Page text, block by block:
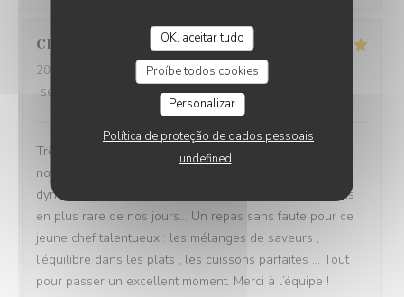
OK, aceitar tudo
Proíbe todos cookies
Personalizar
Política de proteção de dados pessoais
undefined
Christophe
2024-08-28
- 20:45 - guests 4
service
:5/5 menu:5/5
Très bon accueil téléphonique et à notre arrivée malgré
notre retard… Un service jeune, sympathique et
dynamique à l écoute des clients ! Ce qui se fait de plus
en plus rare de nos jours… Un repas sans faute pour ce
jeune chef talentueux : les mélanges de saveurs ,
l’équilibre dans les plats , les cuissons parfaites … Tout
pour passer un excellent moment. Merci à l’équipe !